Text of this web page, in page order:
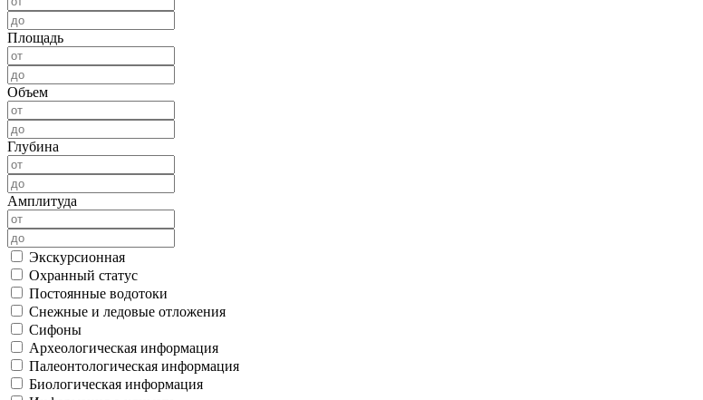
Площадь
Объем
Глубина
Амплитуда
Экскурсионная
Охранный статус
Постоянные водотоки
Снежные и ледовые отложения
Сифоны
Археологическая информация
Палеонтологическая информация
Биологическая информация